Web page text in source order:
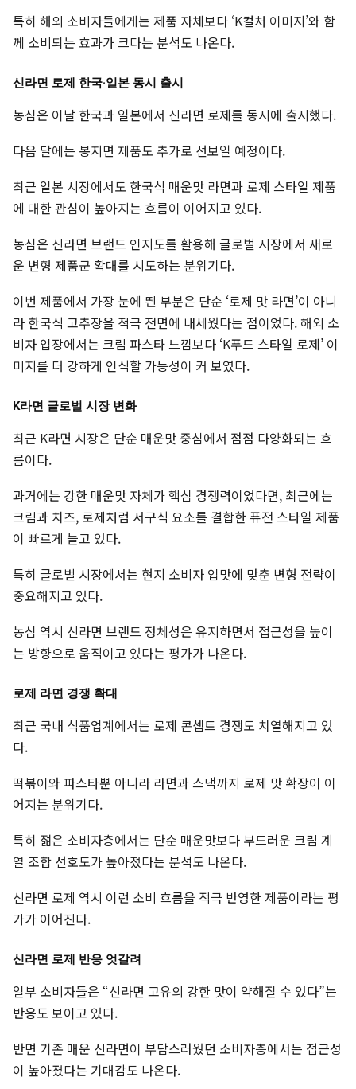
특히 해외 소비자들에게는 제품 자체보다 ‘K컬처 이미지’와 함
께 소비되는 효과가 크다는 분석도 나온다.
신라면 로제 한국·일본 동시 출시
농심은 이날 한국과 일본에서 신라면 로제를 동시에 출시했다.
다음 달에는 봉지면 제품도 추가로 선보일 예정이다.
최근 일본 시장에서도 한국식 매운맛 라면과 로제 스타일 제품
에 대한 관심이 높아지는 흐름이 이어지고 있다.
농심은 신라면 브랜드 인지도를 활용해 글로벌 시장에서 새로
운 변형 제품군 확대를 시도하는 분위기다.
이번 제품에서 가장 눈에 띈 부분은 단순 ‘로제 맛 라면’이 아니
라 한국식 고추장을 적극 전면에 내세웠다는 점이었다. 해외 소
비자 입장에서는 크림 파스타 느낌보다 ‘K푸드 스타일 로제’ 이
미지를 더 강하게 인식할 가능성이 커 보였다.
K라면 글로벌 시장 변화
최근 K라면 시장은 단순 매운맛 중심에서 점점 다양화되는 흐
름이다.
과거에는 강한 매운맛 자체가 핵심 경쟁력이었다면, 최근에는
크림과 치즈, 로제처럼 서구식 요소를 결합한 퓨전 스타일 제품
이 빠르게 늘고 있다.
특히 글로벌 시장에서는 현지 소비자 입맛에 맞춘 변형 전략이
중요해지고 있다.
농심 역시 신라면 브랜드 정체성은 유지하면서 접근성을 높이
는 방향으로 움직이고 있다는 평가가 나온다.
로제 라면 경쟁 확대
최근 국내 식품업계에서는 로제 콘셉트 경쟁도 치열해지고 있
다.
떡볶이와 파스타뿐 아니라 라면과 스낵까지 로제 맛 확장이 이
어지는 분위기다.
특히 젊은 소비자층에서는 단순 매운맛보다 부드러운 크림 계
열 조합 선호도가 높아졌다는 분석도 나온다.
신라면 로제 역시 이런 소비 흐름을 적극 반영한 제품이라는 평
가가 이어진다.
신라면 로제 반응 엇갈려
일부 소비자들은 “신라면 고유의 강한 맛이 약해질 수 있다”는
반응도 보이고 있다.
반면 기존 매운 신라면이 부담스러웠던 소비자층에서는 접근성
이 높아졌다는 기대감도 나온다.